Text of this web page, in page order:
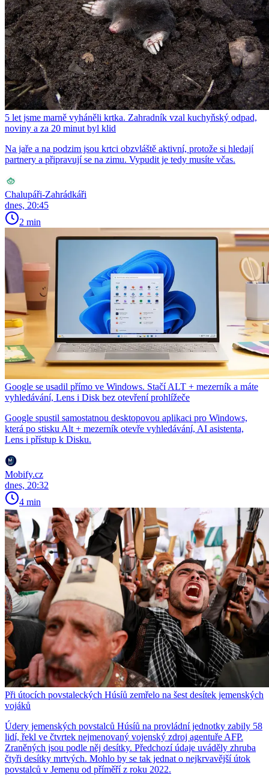
5 let jsme marně vyháněli krtka. Zahradník vzal kuchyňský odpad,
noviny a za 20 minut byl klid
Na jaře a na podzim jsou krtci obzvláště aktivní, protože si hledají
partnery a připravují se na zimu. Vypudit je tedy musíte včas.
Chalupáři-Zahrádkáři
dnes, 20:45
2 min
Google se usadil přímo ve Windows. Stačí ALT + mezerník a máte
vyhledávání, Lens i Disk bez otevření prohlížeče
Google spustil samostatnou desktopovou aplikaci pro Windows,
která po stisku Alt + mezerník otevře vyhledávání, AI asistenta,
Lens i přístup k Disku.
Mobify.cz
dnes, 20:32
4 min
Při útocích povstaleckých Húsíů zemřelo na šest desítek jemenských
vojáků
Údery jemenských povstalců Húsíů na provládní jednotky zabily 58
lidí, řekl ve čtvrtek nejmenovaný vojenský zdroj agentuře AFP.
Zraněných jsou podle něj desítky. Předchozí údaje uváděly zhruba
čtyři desítky mrtvých. Mohlo by se tak jednat o nejkrvavější útok
povstalců v Jemenu od příměří z roku 2022.